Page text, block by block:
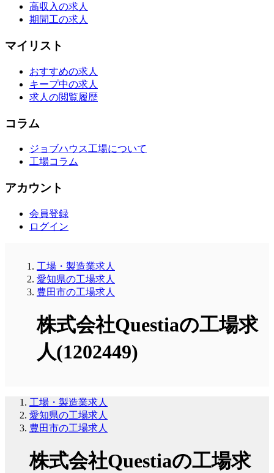
高収入の求人
期間工の求人
マイリスト
おすすめの求人
キープ中の求人
求人の閲覧履歴
コラム
ジョブハウス工場について
工場コラム
アカウント
会員登録
ログイン
工場・製造業求人
愛知県の工場求人
豊田市の工場求人
株式会社Questiaの工場求
人(1202449)
工場・製造業求人
愛知県の工場求人
豊田市の工場求人
株式会社Questiaの工場求